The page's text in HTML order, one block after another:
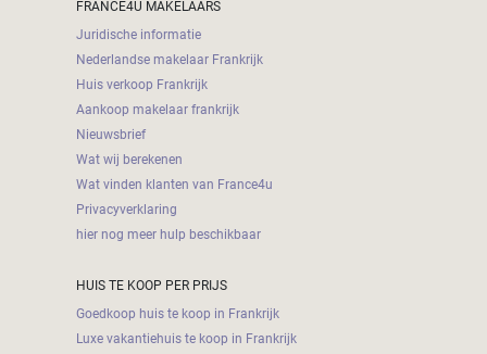
FRANCE4U MAKELAARS
Juridische informatie
Nederlandse makelaar Frankrijk
Huis verkoop Frankrijk
Aankoop makelaar frankrijk
Nieuwsbrief
Wat wij berekenen
Wat vinden klanten van France4u
Privacyverklaring
hier nog meer hulp beschikbaar
HUIS TE KOOP PER PRIJS
Goedkoop huis te koop in Frankrijk
Luxe vakantiehuis te koop in Frankrijk